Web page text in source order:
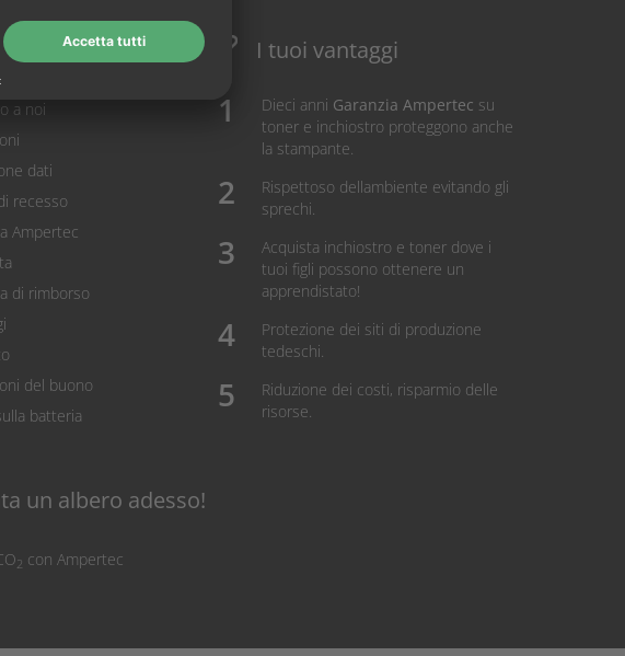
a noi
dati
recesso
Ampertec
di rimborso
del buono
batteria
I tuoi vantaggi
Dieci anni Garanzia Ampertec su
toner e inchiostro proteggono anche
la stampante.
Rispettoso dellambiente evitando gli
sprechi.
Acquista inchiostro e toner dove i
tuoi figli possono ottenere un
apprendistato!
Protezione dei siti di produzione
tedeschi.
Riduzione dei costi, risparmio delle
risorse.
un albero adesso!
2 con Ampertec